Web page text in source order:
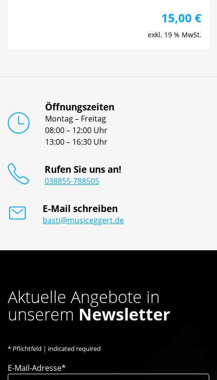
15,00 €
exkl. 19 % MwSt.
Öffnungszeiten
Montag – Freitag
08:00 – 12:00 Uhr
13:00 – 16:30 Uhr
Rufen Sie uns an!
038855-788505
E-Mail schreiben
basti@musiceggert.de
Aktuelle Angebote in
unserem Newsletter
* Pflichtfeld | indicated required
E-Mail-Adresse*